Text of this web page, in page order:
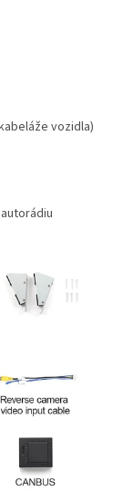
vozidla)